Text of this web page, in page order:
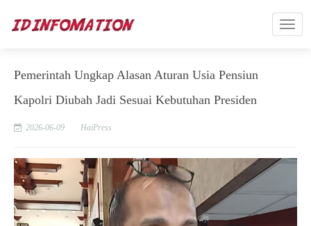
Pemerintah Ungkap Alasan Aturan Usia Pensiun
Kapolri Diubah Jadi Sesuai Kebutuhan Presiden
2026-06-09 HaiPress